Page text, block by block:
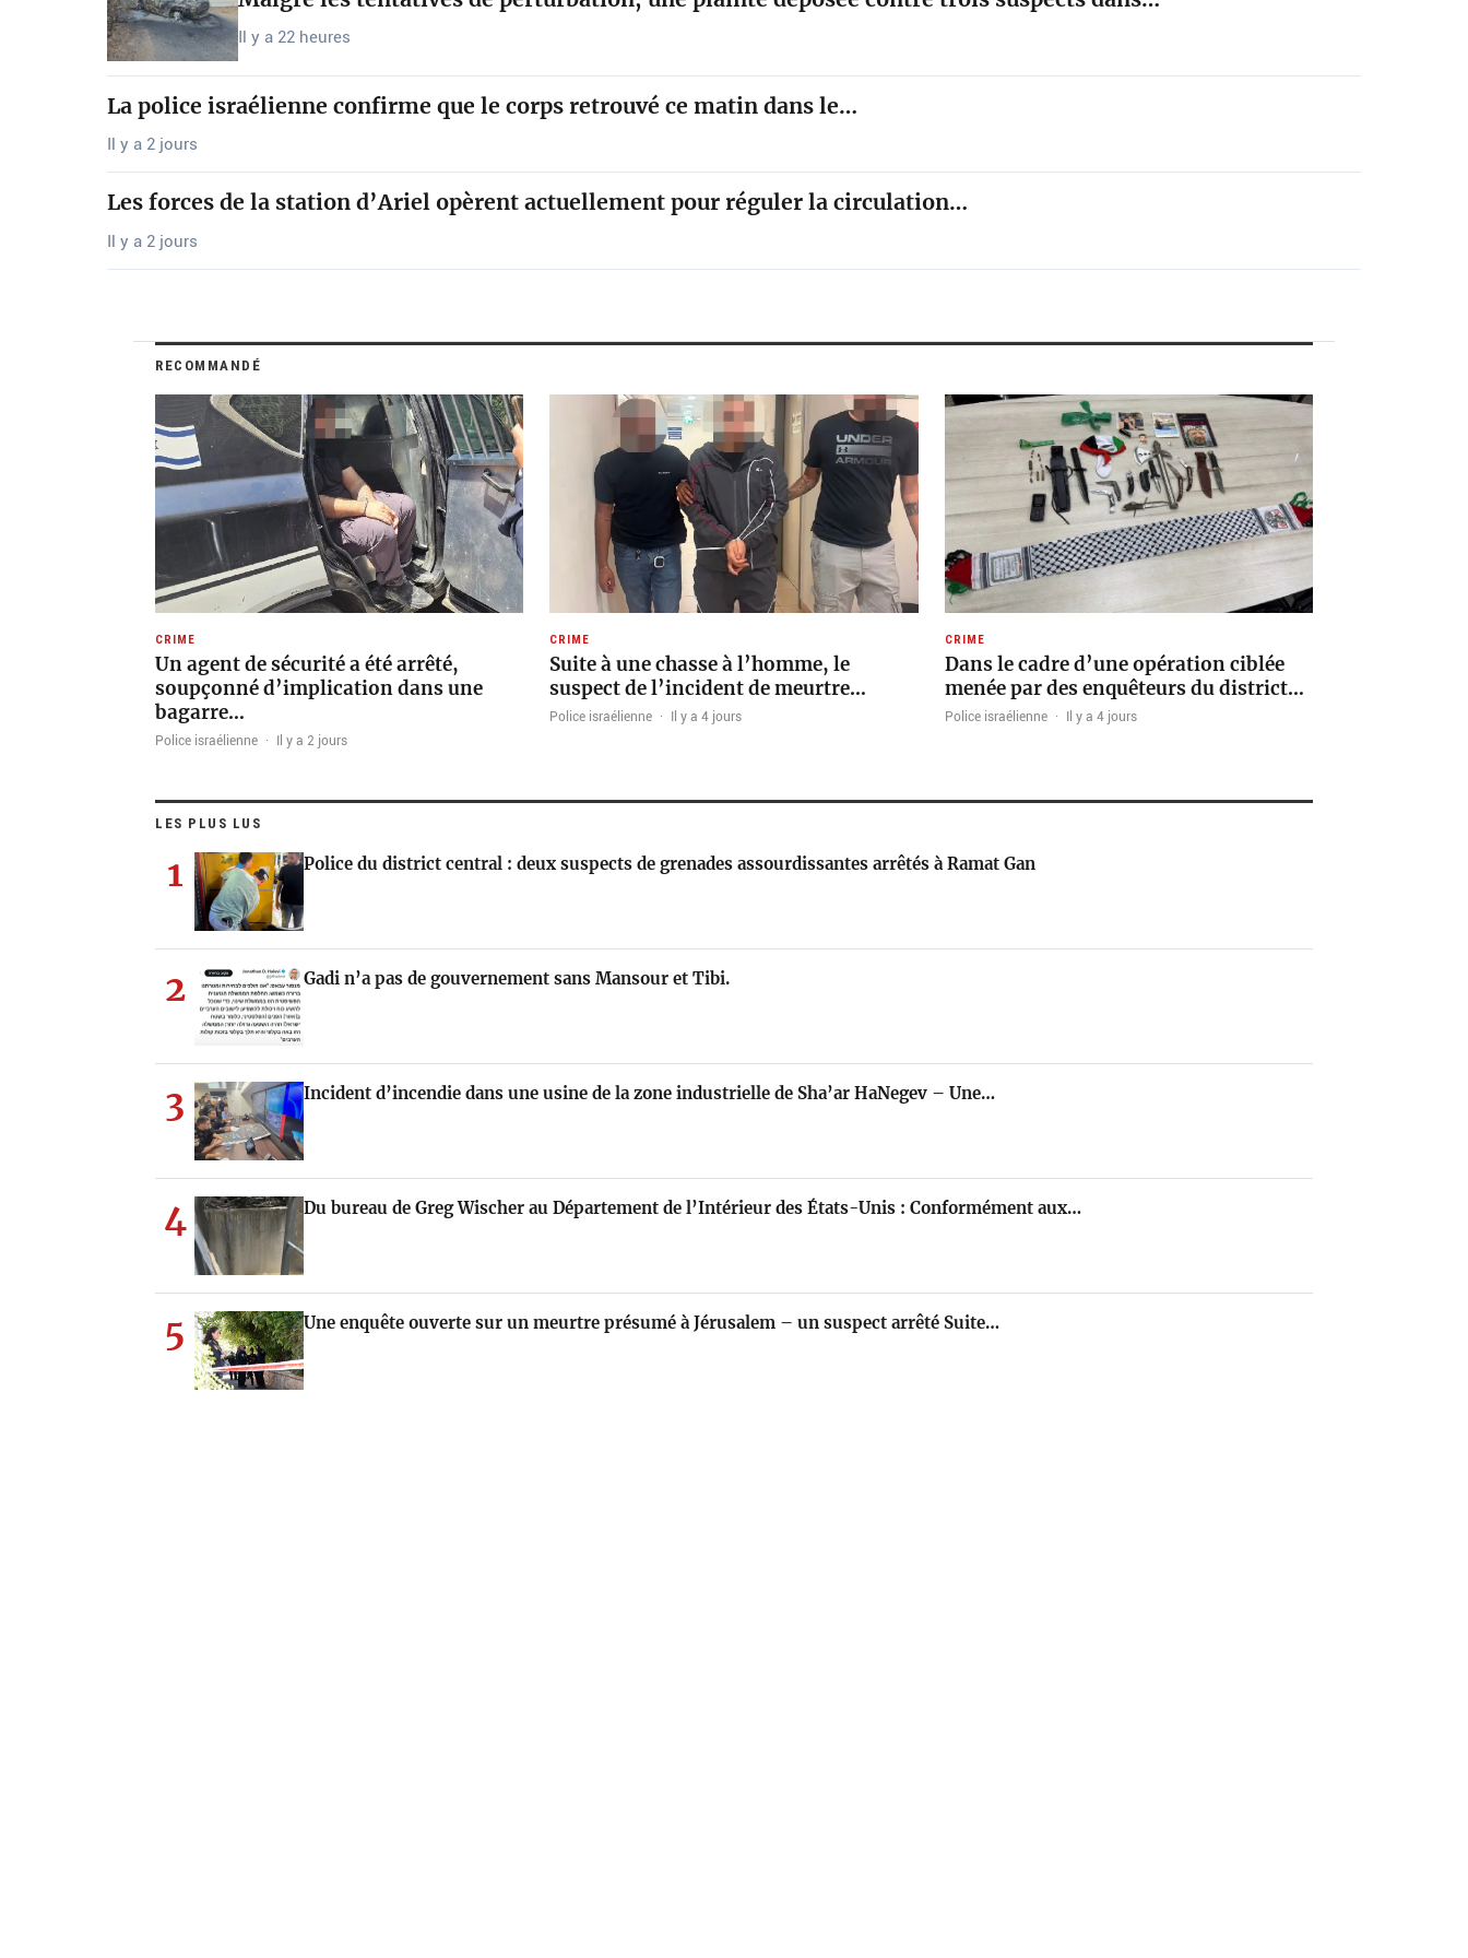
Il y a 22 heures
La police israélienne confirme que le corps retrouvé ce matin dans le…
Il y a 2 jours
Les forces de la station d’Ariel opèrent actuellement pour réguler la circulation…
Il y a 2 jours
RECOMMANDÉ
CRIME
Un agent de sécurité a été arrêté,
soupçonné d’implication dans une
bagarre…
Police israélienne · Il y a 2 jours
CRIME
Suite à une chasse à l’homme, le
suspect de l’incident de meurtre…
Police israélienne · Il y a 4 jours
CRIME
Dans le cadre d’une opération ciblée
menée par des enquêteurs du district…
Police israélienne · Il y a 4 jours
LES PLUS LUS
1 Police du district central : deux suspects de grenades assourdissantes arrêtés à Ramat Gan
2 Gadi n’a pas de gouvernement sans Mansour et Tibi.
3 Incident d’incendie dans une usine de la zone industrielle de Sha’ar HaNegev – Une…
4 Du bureau de Greg Wischer au Département de l’Intérieur des États-Unis : Conformément aux…
5 Une enquête ouverte sur un meurtre présumé à Jérusalem – un suspect arrêté Suite…